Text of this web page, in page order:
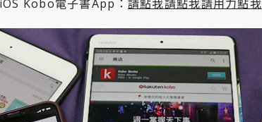
Kobo電子書App： 請點我請點我請用力點我